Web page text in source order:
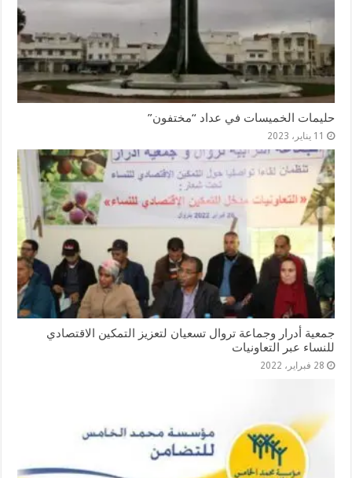
حليمات الخميسات في عداد “مختفون”
11 يناير، 2023
جمعية أدرار وجماعة تروال تسعيان لتعزيز التمكين الاقتصادي
للنساء عبر التعاونيات
28 فبراير، 2022